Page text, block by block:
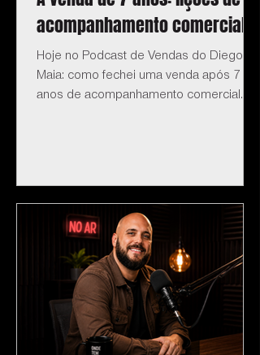
acompanhamento comercial
Hoje no Podcast de Vendas do Diego
Maia: como fechei uma venda após 7
anos de acompanhamento comercial.